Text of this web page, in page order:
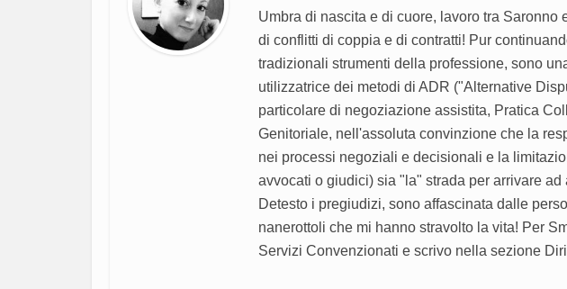
Umbra di nascita e di cuore, lavoro tra Saronno
di conflitti di coppia e di contratti! Pur
tradizionali strumenti della professione, sono
utilizzatrice dei metodi di ADR ("Alternative
particolare di negoziazione assistita, Pratica
Genitoriale, nell'assoluta convinzione che la
nei processi negoziali e decisionali e la
avvocati o giudici) sia "la" strada per arrivare
Detesto i pregiudizi, sono affascinata dalle
nanerottoli che mi hanno stravolto la vita! Per
Servizi Convenzionati e scrivo nella sezione